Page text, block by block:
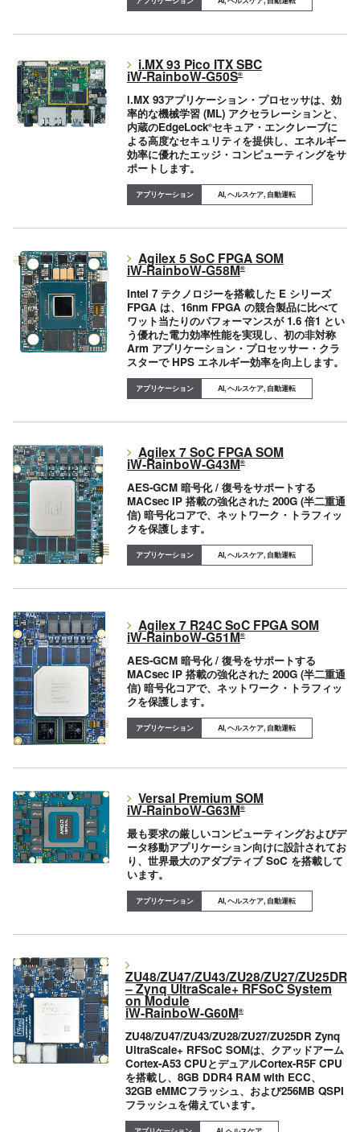
i.MX 93 Pico ITX SBC
iW-RainboW-G50S®
i.MX 93アプリケーション・プロセッサは、効
率的な機械学習 (ML) アクセラレーションと、
内蔵のEdgeLock®セキュア・エンクレーブに
よる高度なセキュリティを提供し、エネルギー
効率に優れたエッジ・コンピューティングをサ
ポートします。
AI, ヘルスケア, 自動運転
Agilex 5 SoC FPGA SOM
iW-RainboW-G58M®
Intel 7 テクノロジーを搭載した E シリーズ
FPGA は、16nm FPGA の競合製品に比べて
ワット当たりのパフォーマンスが 1.6 倍1 とい
う優れた電力効率性能を実現し、初の非対称
Arm アプリケーション・プロセッサー・クラ
スターで HPS エネルギー効率を向上します。
AI, ヘルスケア, 自動運転
Agilex 7 SoC FPGA SOM
iW-RainboW-G43M®
AES-GCM 暗号化 / 復号をサポートする
MACsec IP 搭載の強化された 200G (半二重通
信) 暗号化コアで、ネットワーク・トラフィッ
クを保護します。
AI, ヘルスケア, 自動運転
Agilex 7 R24C SoC FPGA SOM
iW-RainboW-G51M®
AES-GCM 暗号化 / 復号をサポートする
MACsec IP 搭載の強化された 200G (半二重通
信) 暗号化コアで、ネットワーク・トラフィッ
クを保護します。
AI, ヘルスケア, 自動運転
Versal Premium SOM
iW-RainboW-G63M®
最も要求の厳しいコンピューティングおよびデ
ータ移動アプリケーション向けに設計されてお
り、世界最大のアダプティブ SoC を搭載して
います。
AI, ヘルスケア, 自動運転
ZU48/ZU47/ZU43/ZU28/ZU27/ZU25DR
– Zynq UltraScale+ RFSoC System
on Module
iW-RainboW-G60M®
ZU48/ZU47/ZU43/ZU28/ZU27/ZU25DR Zynq
UltraScale+ RFSoC SOMは、クアッドアーム
Cortex-A53 CPUとデュアルCortex-R5F CPU
を搭載し、8GB DDR4 RAM with ECC、
32GB eMMCフラッシュ、および256MB QSPI
フラッシュを備えています。